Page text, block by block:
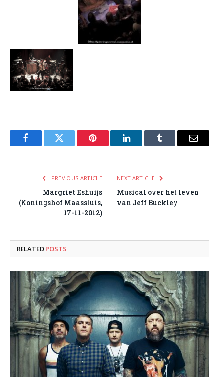
FacebookTwitter Pinterest LinkedInTumblr Email
PREVIOUS ARTICLE
Margriet Eshuijs
(Koningshof Maassluis,
17-11-2012)
NEXT ARTICLE
Musical over het leven
van Jeff Buckley
RELATED POSTS